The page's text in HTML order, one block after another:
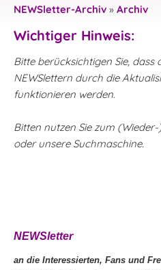
NEWSletter-Archiv » Archiv
Wichtiger Hinweis:
Bitte berücksichtigen Sie, dass
NEWSlettern durch die
funktionieren werden.
Bitten nutzen Sie zum
oder unsere Suchmaschine.
NEWSletter
an die Interessierten, Fans und